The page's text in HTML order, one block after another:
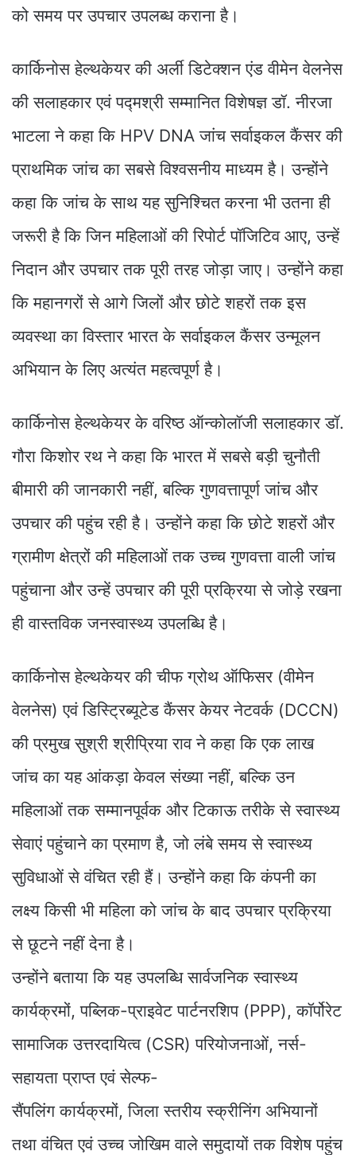
को समय पर उपचार उपलब्ध कराना है।
कार्किनोस हेल्थकेयर की अर्ली डिटेक्शन एंड वीमेन वेलनेस
की सलाहकार एवं पद्मश्री सम्मानित विशेषज्ञ डॉ. नीरजा
भाटला ने कहा कि HPV DNA जांच सर्वाइकल कैंसर की
प्राथमिक जांच का सबसे विश्वसनीय माध्यम है। उन्होंने
कहा कि जांच के साथ यह सुनिश्चित करना भी उतना ही
जरूरी है कि जिन महिलाओं की रिपोर्ट पॉजिटिव आए, उन्हें
निदान और उपचार तक पूरी तरह जोड़ा जाए। उन्होंने कहा
कि महानगरों से आगे जिलों और छोटे शहरों तक इस
व्यवस्था का विस्तार भारत के सर्वाइकल कैंसर उन्मूलन
अभियान के लिए अत्यंत महत्वपूर्ण है।
कार्किनोस हेल्थकेयर के वरिष्ठ ऑन्कोलॉजी सलाहकार डॉ.
गौरा किशोर रथ ने कहा कि भारत में सबसे बड़ी चुनौती
बीमारी की जानकारी नहीं, बल्कि गुणवत्तापूर्ण जांच और
उपचार की पहुंच रही है। उन्होंने कहा कि छोटे शहरों और
ग्रामीण क्षेत्रों की महिलाओं तक उच्च गुणवत्ता वाली जांच
पहुंचाना और उन्हें उपचार की पूरी प्रक्रिया से जोड़े रखना
ही वास्तविक जनस्वास्थ्य उपलब्धि है।
कार्किनोस हेल्थकेयर की चीफ ग्रोथ ऑफिसर (वीमेन
वेलनेस) एवं डिस्ट्रिब्यूटेड कैंसर केयर नेटवर्क (DCCN)
की प्रमुख सुश्री श्रीप्रिया राव ने कहा कि एक लाख
जांच का यह आंकड़ा केवल संख्या नहीं, बल्कि उन
महिलाओं तक सम्मानपूर्वक और टिकाऊ तरीके से स्वास्थ्य
सेवाएं पहुंचाने का प्रमाण है, जो लंबे समय से स्वास्थ्य
सुविधाओं से वंचित रही हैं। उन्होंने कहा कि कंपनी का
लक्ष्य किसी भी महिला को जांच के बाद उपचार प्रक्रिया
से छूटने नहीं देना है।
उन्होंने बताया कि यह उपलब्धि सार्वजनिक स्वास्थ्य
कार्यक्रमों, पब्लिक-प्राइवेट पार्टनरशिप (PPP), कॉर्पोरेट
सामाजिक उत्तरदायित्व (CSR) परियोजनाओं, नर्स-
सहायता प्राप्त एवं सेल्फ-
सैंपलिंग कार्यक्रमों, जिला स्तरीय स्क्रीनिंग अभियानों
तथा वंचित एवं उच्च जोखिम वाले समुदायों तक विशेष पहुंच